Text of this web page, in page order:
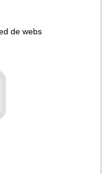
de webs